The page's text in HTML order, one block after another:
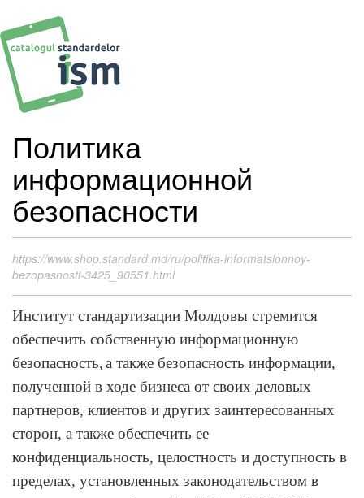
Политика
информационной
безопасности
https://www.shop.standard.md/ru/politika-informatsionnoy-
bezopasnosti-3425_90551.html
Институт стандартизации Молдовы стремится
обеспечить собственную информационную
безопасность,а также безопасность информации,
полученной в ходе бизнеса от своих деловых
партнеров, клиентов и других заинтересованных
сторон, а также обеспечить ее
конфиденциальность, целостность и доступность в
пределах, установленных законодательством в